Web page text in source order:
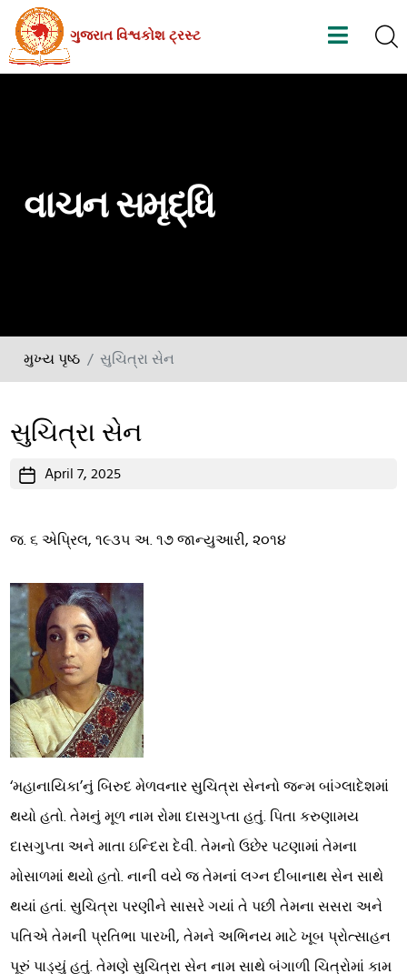
Skip
the
ગુજરાત વિશ્વકોશ ટ્રસ્ટ
વાચન સમૃદ્ધિ
મુખ્ય પૃષ્ઠ સુચિત્રા સેન
સુચિત્રા સેન
PostApril 7, 2025
જ. ૬ એપ્રિલ, ૧૯૩૫ અ. ૧૭ જાન્યુઆરી, ૨૦૧૪
‘મહાનાયિકા’નું બિરુદ મેળવનાર સુચિત્રા સેનનો જન્મ બાંગ્લાદેશમાં
થયો હતો. તેમનું મૂળ નામ રોમા દાસગુપ્તા હતું. પિતા કરુણામય
દાસગુપ્તા અને માતા ઇન્દિરા દેવી. તેમનો ઉછેર પટણામાં તેમના
મોસાળમાં થયો હતો. નાની વયે જ તેમનાં લગ્ન દીબાનાથ સેન સાથે
થયાં હતાં. સુચિત્રા પરણીને સાસરે ગયાં તે પછી તેમના સસરા અને
પતિએ તેમની પ્રતિભા પારખી, તેમને અભિનય માટે ખૂબ પ્રોત્સાહન
પૂરું પાડ્યું હતું. તેમણે સુચિત્રા સેન નામ સાથે બંગાળી ચિત્રોમાં કામ